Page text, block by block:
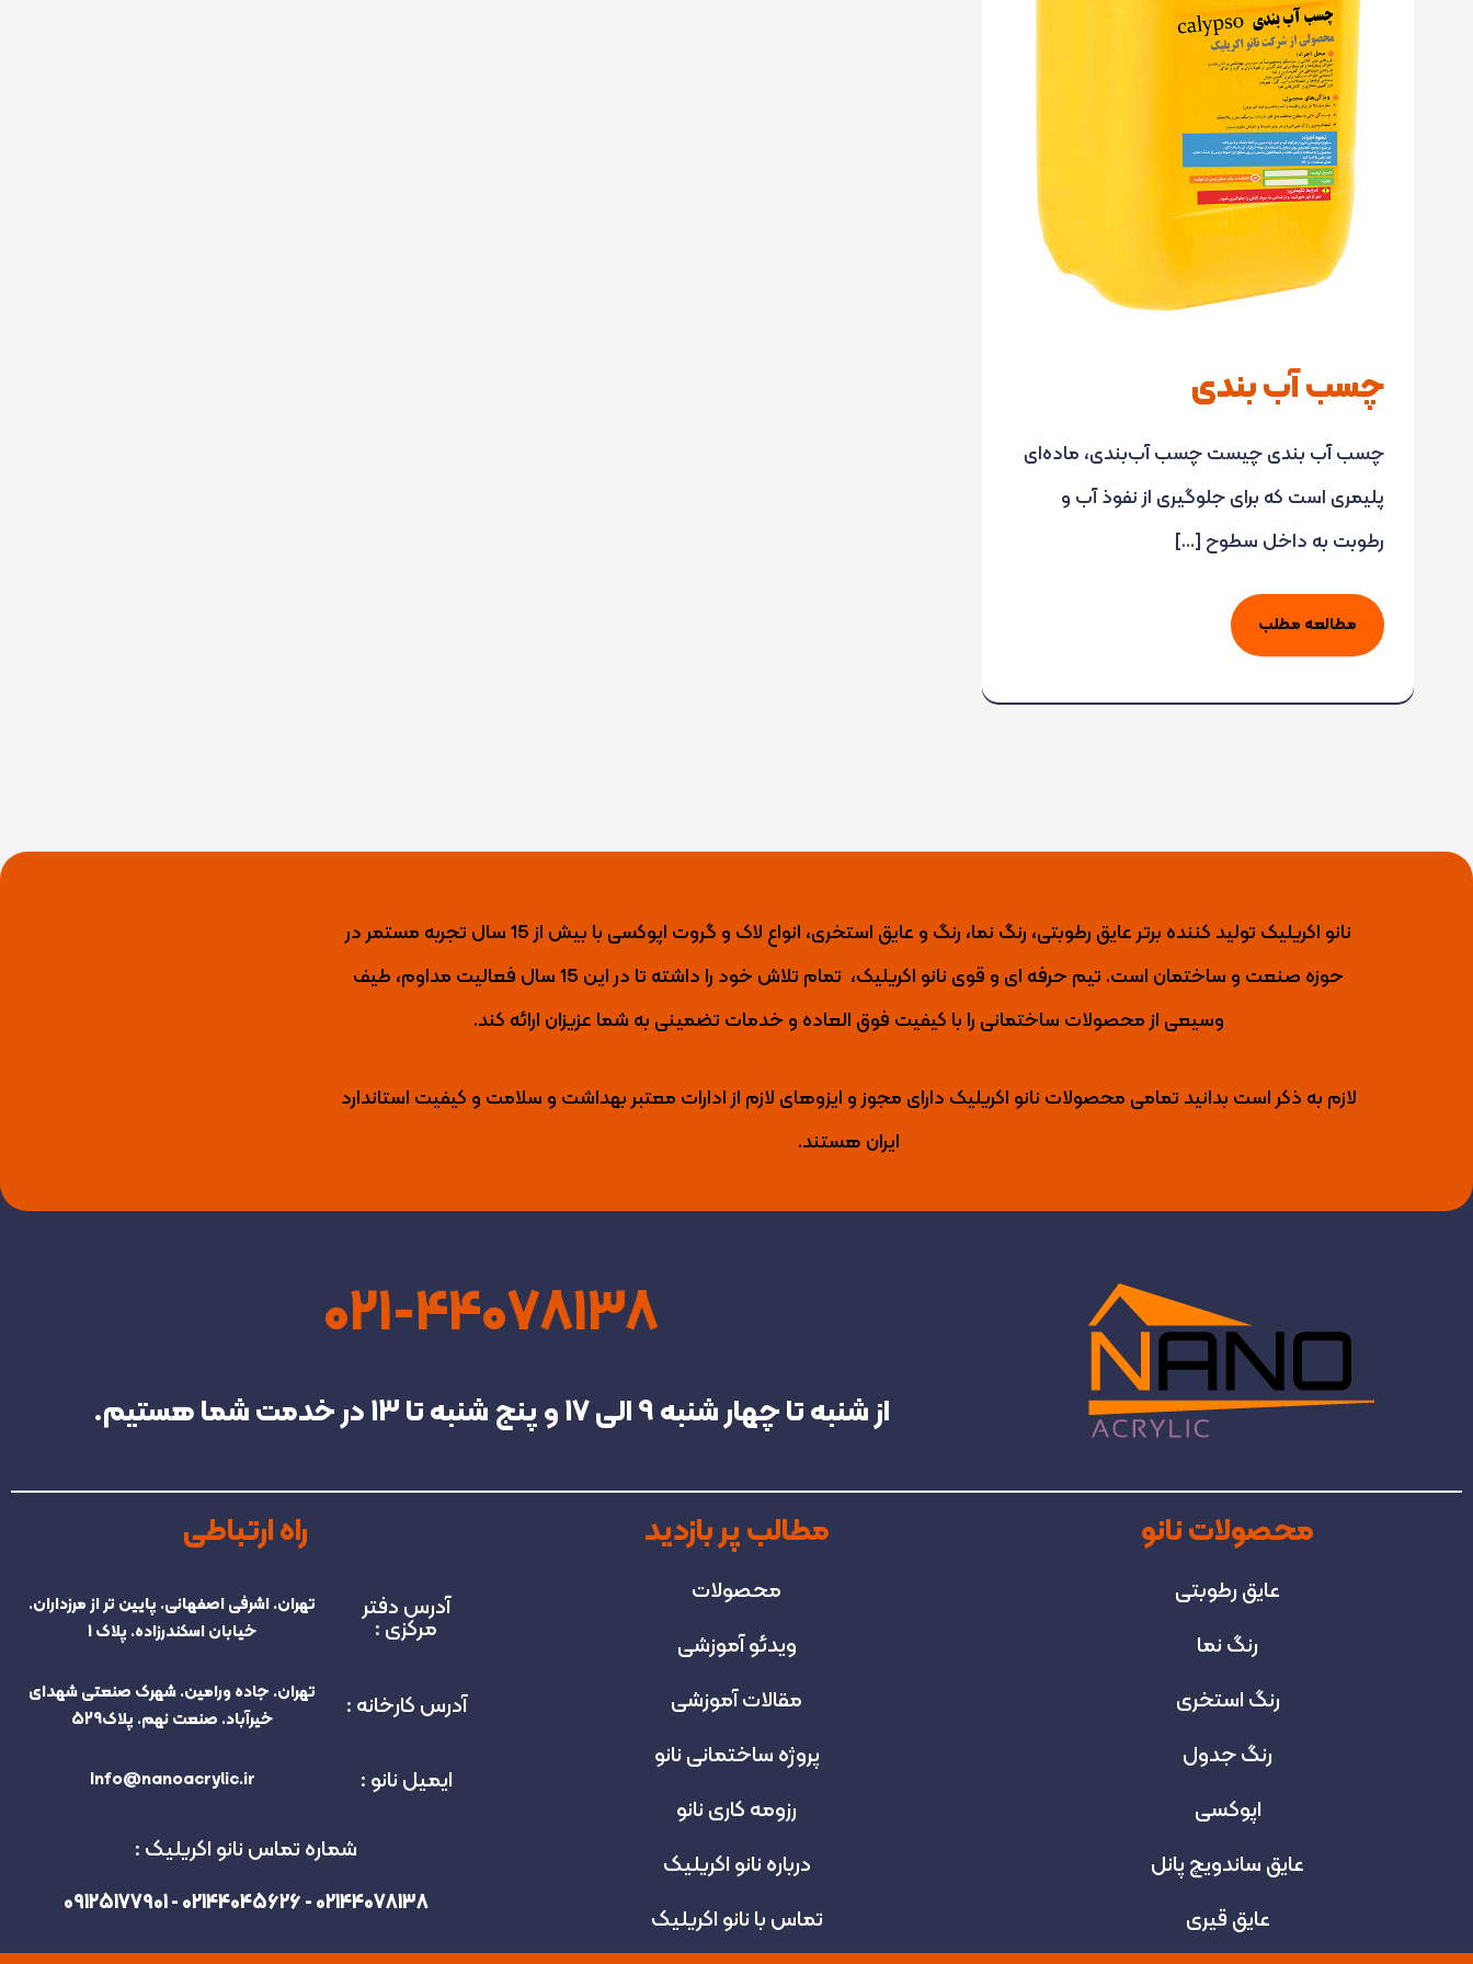
چسب آب بندی
چسب آب بندی چیست چسب آب‌بندی، ماده‌ای
پلیمری است که برای جلوگیری از نفوذ آب و
رطوبت به داخل سطوح […]
مطالعه مطلب
نانو اکریلیک تولید کننده برتر عایق رطوبتی، رنگ نما، رنگ و عایق استخری، انواع لاک و گروت اپوکسی با بیش از 15 سال تجربه مستمر در
حوزه صنعت و ساختمان است. تیم حرفه ای و قوی نانو اکریلیک، تمام تلاش خود را داشته تا
در این 15 سال فعالیت مداوم، طیف
وسیعی از محصولات ساختمانی را با کیفیت فوق العاده و خدمات تضمینی به شما عزیزان ارائه کند.
لازم به ذکر است بدانید تمامی محصولات نانو اکریلیک دارای مجوز و ایزوهای لازم از ادارات معتبر بهداشت و سلامت و کیفیت استاندارد
ایران هستند.
021-44078138
از شنبه تا چهار شنبه‌ 9 الی 17 و پنج شنبه تا 13 در خدمت شما هستیم.
محصولات نانو
عایق رطوبتی
رنگ نما
رنگ استخری
رنگ جدول
اپوکسی
عایق ساندویچ پانل
عایق قیری
مطالب پر بازدید
محصولات
ویدئو آموزشی
مقالات آموزشی
پروژه‌ ساختمانی نانو
رزومه کاری نانو
درباره نانو اکریلیک
تماس با نانو اکریلیک
راه ارتباطی
آدرس دفتر
مرکزی :
تهران. اشرفی اصفهانی. پایین تر از مرزداران.
خیابان اسکندرزاده. پلاک 1
آدرس کارخانه :
تهران. جاده ورامین. شهرک صنعتی شهدای
خیرآباد. صنعت نهم. پلاک529
ایمیل نانو : Info@nanoacrylic.ir
شماره تماس نانو اکریلیک :
02144078138 - 02144045626 - 09125177901